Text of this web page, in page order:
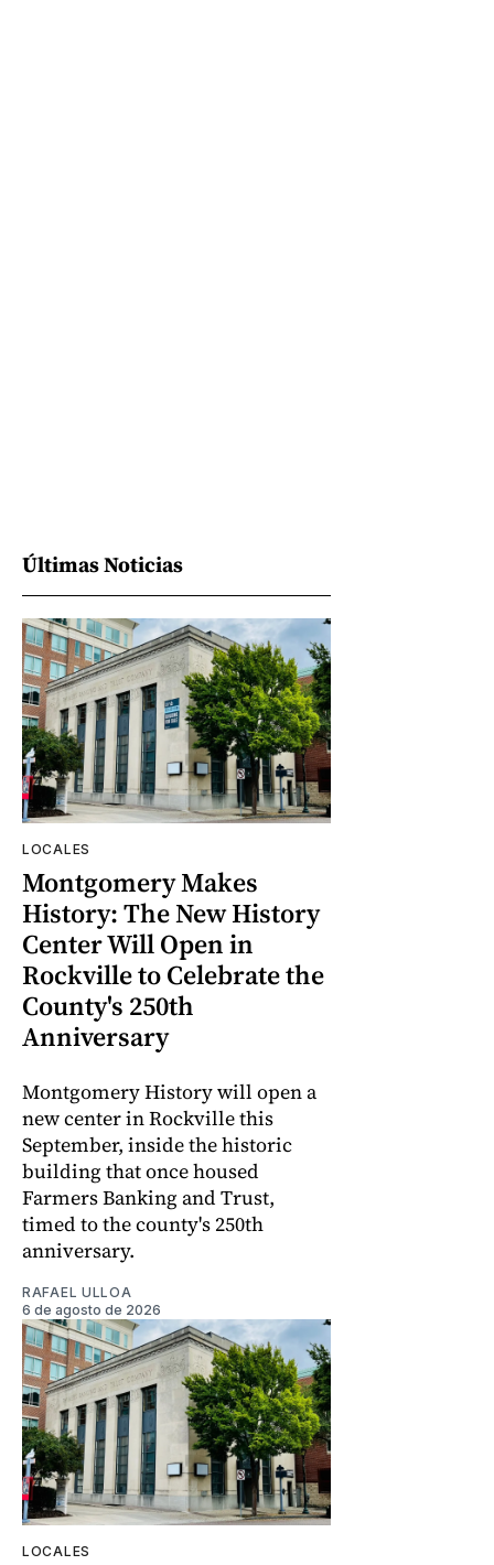
Últimas Noticias
LOCALES
Montgomery Makes
History: The New History
Center Will Open in
Rockville to Celebrate the
County's 250th
Anniversary
Montgomery History will open a
new center in Rockville this
September, inside the historic
building that once housed
Farmers Banking and Trust,
timed to the county's 250th
anniversary.
RAFAEL ULLOA
6 de agosto de 2026
LOCALES